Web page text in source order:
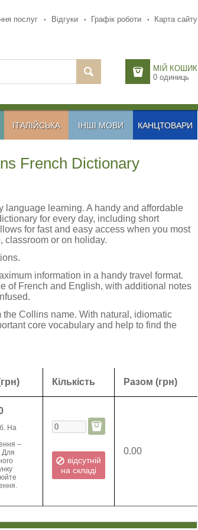
послуг Відгуки Графік роботи
Карта сайту
МІЙ КОШИК
0 одиниць
ІТАЛІЙСЬКА ІНШІ МОВИ КАНЦТОВАРИ
French Dictionary
language learning. A handy and affordable
for every day, including short
for fast and easy access when you most
classroom or on holiday.
information in a handy travel format.
of French and English, with additional notes
Collins name. With natural, idiomatic
core vocabulary and help to find the
Кількість Разом (грн)
На
–
Для
відсутній
на складі
0.00